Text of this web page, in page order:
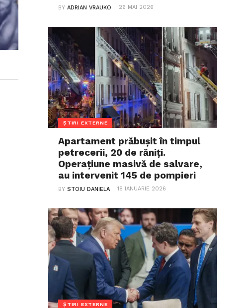
BYADRIAN VRAUKO 26 MAI 2026
ȘTIRI EXTERNE
Apartament prăbușit în timpul
petrecerii, 20 de răniți.
Operațiune masivă de salvare,
au intervenit 145 de pompieri
BYSTOIU DANIELA 18 IANUARIE 2026
ȘTIRI EXTERNE